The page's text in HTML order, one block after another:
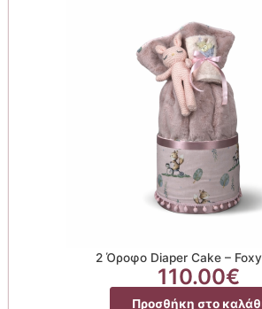
2 Όροφο Diaper Cake –
110.00€
Προσθήκη στο